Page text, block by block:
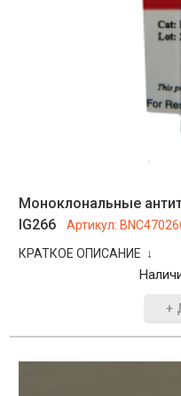
Моноклональные
IG266
Артикул:
КРАТКОЕ ОПИСАНИЕ ↓
+